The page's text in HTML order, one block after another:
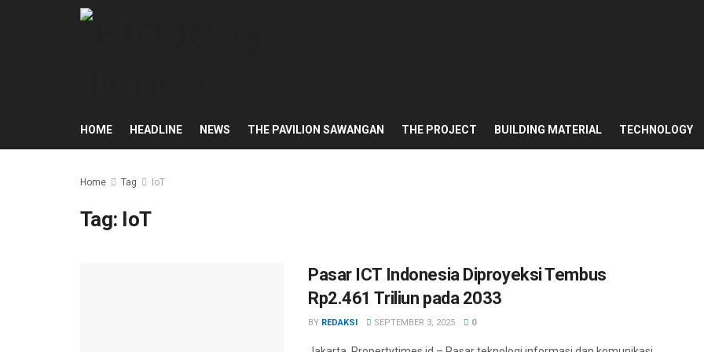
HOME HEADLINE NEWS THE PAVILION SAWANGAN THE PROJECT BUILDING MATERIAL TECHNOLOGY
Home Tag IoT
Tag: IoT
Pasar ICT Indonesia Diproyeksi Tembus
Rp2.461 Triliun pada 2033
BY REDAKSI SEPTEMBER 3, 2025 0